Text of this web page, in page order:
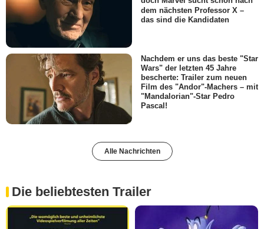
dem nächsten Professor X –
das sind die Kandidaten
Nachdem er uns das beste "Star
Wars" der letzten 45 Jahre
bescherte: Trailer zum neuen
Film des "Andor"-Machers – mit
"Mandalorian"-Star Pedro
Pascal!
Alle Nachrichten
Die beliebtesten Trailer